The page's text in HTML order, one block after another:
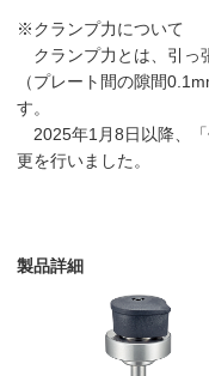
※クランプ力について
クランプ力とは、引っ
（プレート間の隙間
す。
2025年1月8日以降、
更を行いました。
製品詳細